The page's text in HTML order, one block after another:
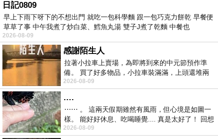
日記0809
早上下雨下呀下的不想出門 就吃一包科學麵 跟一包巧克力餅乾 早餐便
草草了事 中午我煮了炒白菜、鱈魚丸湯 雙子J煮了乾麵 中餐也
2026-08-09
感謝陌生人
拉著小拉車上賣場，為即將到來的中元節預作準
備。 買了好多物品，小拉車裝滿滿，上頭還堆兩
紙箱。 雖辛苦了點，這點程度我一個人搬
2026-08-09
….
⋯⋯ 。 這兩天假期雖然有風雨，但心境是如圖一
樣。 能好好休息、吃喝睡覺.... 真是太好了！ 回想
起來，以前根本就很難有這
2026-08-09